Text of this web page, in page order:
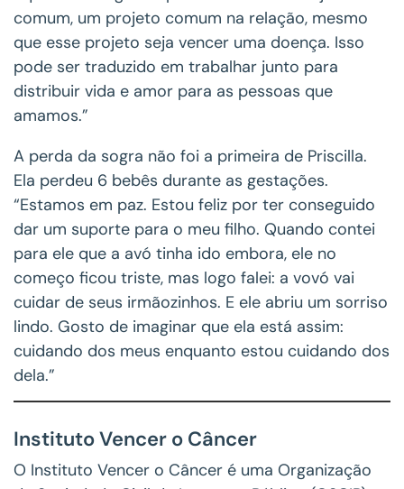
comum, um projeto comum na relação, mesmo
que esse projeto seja vencer uma doença. Isso
pode ser traduzido em trabalhar junto para
distribuir vida e amor para as pessoas que
amamos.”
A perda da sogra não foi a primeira de Priscilla.
Ela perdeu 6 bebês durante as gestações.
“Estamos em paz. Estou feliz por ter conseguido
dar um suporte para o meu filho. Quando contei
para ele que a avó tinha ido embora, ele no
começo ficou triste, mas logo falei: a vovó vai
cuidar de seus irmãozinhos. E ele abriu um sorriso
lindo. Gosto de imaginar que ela está assim:
cuidando dos meus enquanto estou cuidando dos
dela.”
Instituto Vencer o Câncer
O Instituto Vencer o Câncer é uma Organização